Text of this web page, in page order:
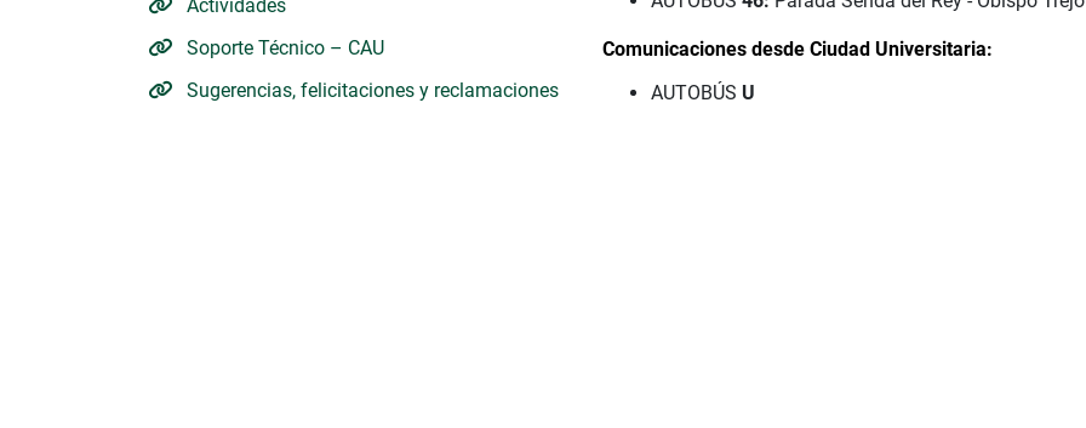
Actividades
Soporte Técnico – CAU
Sugerencias, felicitaciones y reclamaciones
Comunicaciones desde Ciudad Universitaria:
AUTOBÚS U